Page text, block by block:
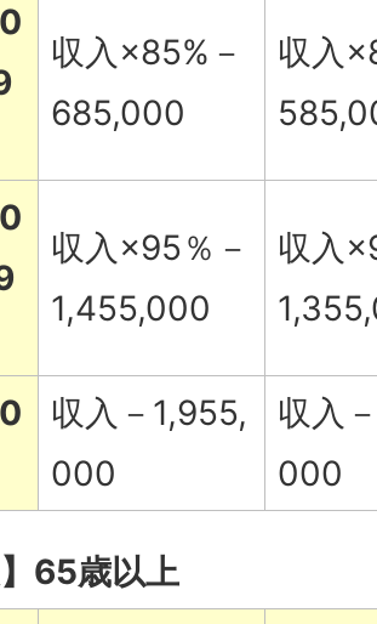
収入×85%－
685,000
収入
収入×95％－
1,455,000
収入
収入－1,955,
000
収入
000
】65歳以上